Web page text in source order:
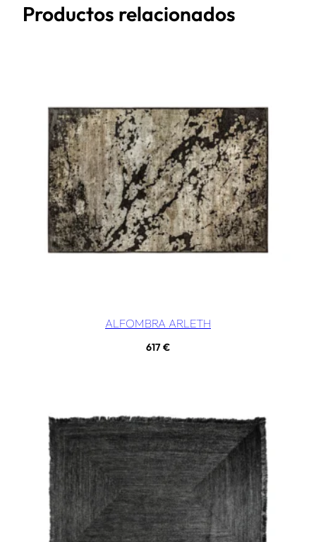
Productos relacionados
ALFOMBRA ARLETH
617€